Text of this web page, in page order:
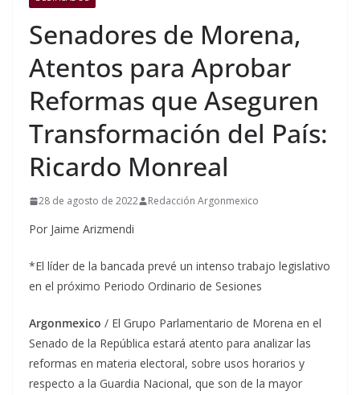
Senadores de Morena,
Atentos para Aprobar
Reformas que Aseguren
Transformación del País:
Ricardo Monreal
28 de agosto de 2022 Redacción Argonmexico
Por Jaime Arizmendi
*El líder de la bancada prevé un intenso trabajo legislativo
en el próximo Periodo Ordinario de Sesiones
Argonmexico / El Grupo Parlamentario de Morena en el
Senado de la República estará atento para analizar las
reformas en materia electoral, sobre usos horarios y
respecto a la Guardia Nacional, que son de la mayor